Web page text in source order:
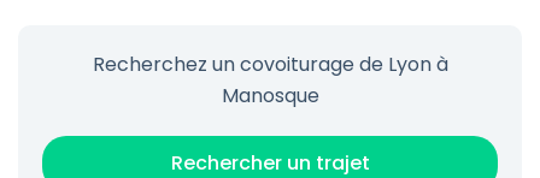
Recherchez un covoiturage de Lyon à
Manosque
Rechercher un trajet